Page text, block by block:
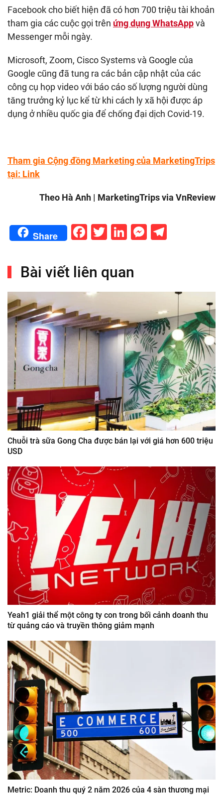
Facebook cho biết hiện đã có hơn 700 triệu tài khoản
tham gia các cuộc gọi trên ứng dụng WhatsAppvà
Messenger mỗi ngày.
Microsoft, Zoom, Cisco Systems và Google của
Google cũng đã tung ra các bản cập nhật của các
công cụ họp video với báo cáo số lượng người dùng
tăng trưởng kỷ lục kể từ khi cách ly xã hội được áp
dụng ở nhiều quốc gia để chống đại dịch Covid-19.
Tham gia Cộng đồng Marketing của MarketingTrips
tại: Link
Theo Hà Anh | MarketingTrips via VnReview
Share Facebook
Twitter
LinkedIn
Bài viết liên quan
Chuỗi trà sữa Gong Cha được bán lại với giá hơn 600 triệu
USD
Yeah1 giải thể một công ty con trong bối cảnh doanh thu
từ quảng cáo và truyền thông giảm mạnh
Metric: Doanh thu quý 2 năm 2026 của 4 sàn thương mại